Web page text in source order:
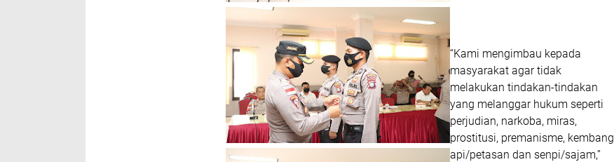
“Kami mengimbau kepada
masyarakat agar tidak
melakukan tindakan-tindakan
yang melanggar hukum seperti
perjudian, narkoba, miras,
prostitusi, premanisme, kembang
api/petasan dan senpi/sajam,”